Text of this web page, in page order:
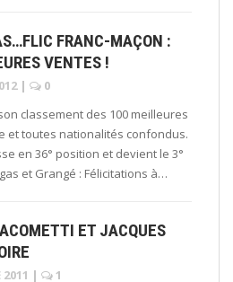
FRANC-MAÇON :
VENTES !
|
0
classement des 100 meilleures
et toutes nationalités confondus.
en 36° position et devient le 3°
et Grangé : Félicitations à…
ET JACQUES
|
1